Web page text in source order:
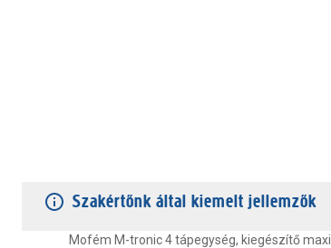
Szakértőnk által kiemelt jellemzők
Mofém M-tronic 4 tápegység, kiegészítő